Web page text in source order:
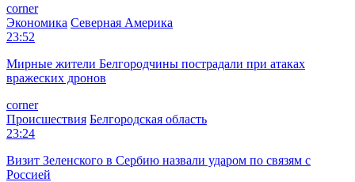
corner
Экономика Северная Америка
23:52
Мирные жители Белгородчины пострадали при атаках
вражеских дронов
corner
Происшествия Белгородская область
23:24
Визит Зеленского в Сербию назвали ударом по связям с
Россией